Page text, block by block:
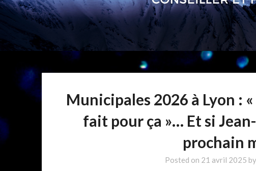
Municipales 2026 à Lyon :
fait pour ça »… Et si
prochain
Posted on 21 avril 2025 by